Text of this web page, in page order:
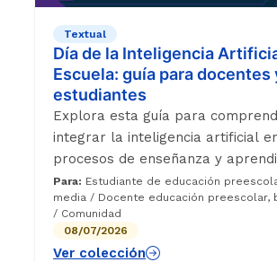
Textual
Día de la Inteligencia
Escuela: guía para docentes
estudiantes
Explora esta guía para
integrar la inteligencia artificial
procesos de enseñanza y
Encuentra orientaciones y
para docentes y estudiantes
ético, crítico y responsable de
tecnología.
Para: Estudiante de educación
media / Docente educación preescolar,
/ Comunidad
08/07/2026
Ver colección